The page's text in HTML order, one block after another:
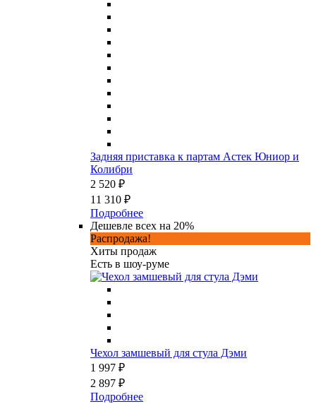
Задняя приставка к партам Астек Юниор и
Колибри
2 520 ₽
11 310 ₽
Подробнее
Дешевле всех на 20%
Распродажа!
Хиты продаж
Есть в шоу-руме
Чехол замшевый для стула Дэми
1 997 ₽
2 897 ₽
Подробнее